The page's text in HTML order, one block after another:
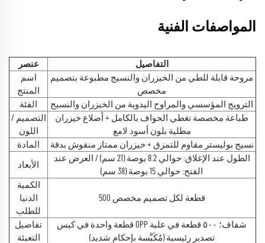
المواصفات الفنية
عنصر
التفاصيل
اسم
المنتج
مروحة قابلة للطي من الخيزران والنسيج مطبوعة بتصميم
مخصص
الفئة
الترويج المؤسسي والمراوح اليدوية من الخيزران والنسيج
التصميم /
اللون
طباعة مخصصة تغطي الحواف بالكامل + أضلاع خيزران
مطلية بلون أسود لامع
المادة
نسيج بوليستر مقاوم للتمزق + خيزران ممتاز منقوش بدقة
الأبعاد
الطول عند الإغلاق: حوالي 8.2 بوصة (21 سم) / العرض عند
الفتح: حوالي 15 بوصة (38 سم)
الكمية
الدنيا
للطلب
500 قطعة لكل تصميم مخصص
تفاصيل
التعبئة
قطعة واحدة في كيس OPP شفاف؛ ٥٠٠ قطعة في علبة
تصدير رئيسية (مُكَبَّسة بإحكام شديد)